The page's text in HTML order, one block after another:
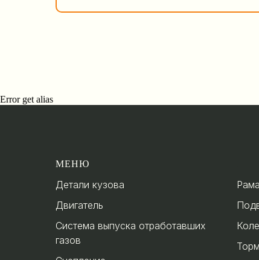
Error get alias
МЕНЮ
Детали кузова
Двигатель
Система выпуска отработавших
газов
Рама